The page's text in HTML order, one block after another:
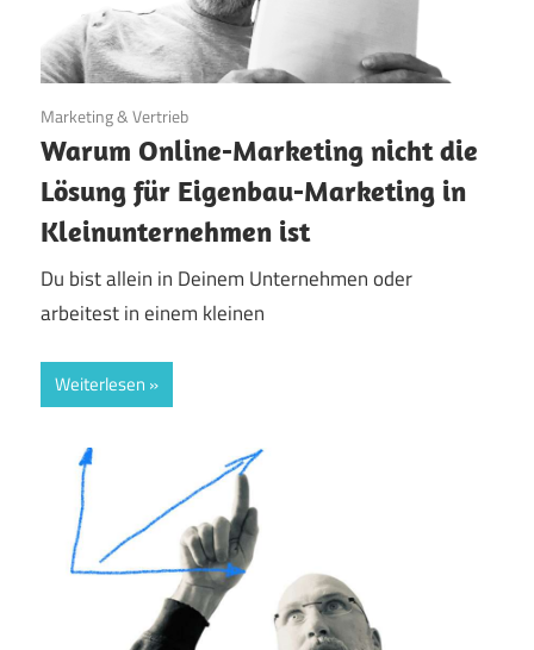
8. Januar 2026
Marketing & Vertrieb
Warum Online-Marketing nicht die
Lösung für Eigenbau-Marketing in
Kleinunternehmen ist
Du bist allein in Deinem Unternehmen oder
arbeitest in einem kleinen
Weiterlesen